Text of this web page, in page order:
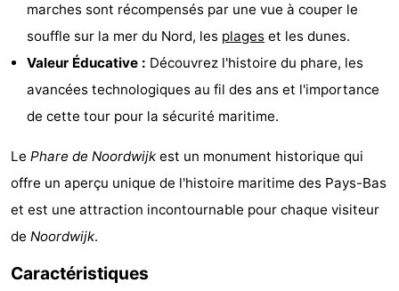
Terrains
jeux
de
Villages
marches sont récompensés par une vue à couper le
souffle sur la mer du Nord, les plages et les dunes.
Valeur Éducative : Découvrez l'histoire du phare, les
avancées technologiques au fil des ans et l'importance
de cette tour pour la sécurité maritime.
Le Phare de Noordwijk est un monument historique qui
offre un aperçu unique de l'histoire maritime des Pays-Bas
et est une attraction incontournable pour chaque visiteur
de Noordwijk.
Caractéristiques